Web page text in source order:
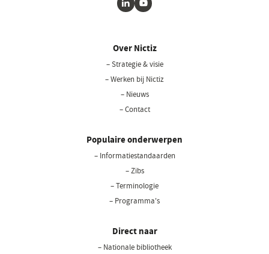
LinkedInYoutube
Over Nictiz
– Strategie & visie
– Werken bij Nictiz
– Nieuws
– Contact
Populaire onderwerpen
– Informatiestandaarden
– Zibs
– Terminologie
– Programma's
Direct naar
– Nationale bibliotheek